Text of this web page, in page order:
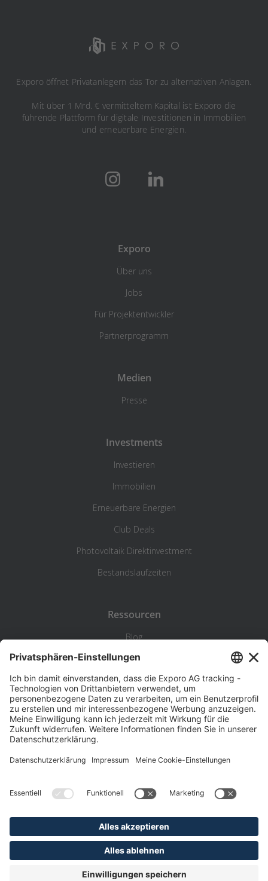
Exporo öffnet Privatanlegern das Tor zu alternativen Anlagen.
Mit über 1 Mrd. € vermitteltem Kapital ist Exporo die
führende Plattform für digitale Investitionen in Immobilien
und erneuerbare Energien.
Exporo
Über uns
Jobs
Für Projektentwickler
Partnerprogramm
Medien
Presse
Investments
Investieren
Immobilien
Erneuerbare Energien
Club Deals
Photovoltaik Direktinvestment
Bestandslaufzeiten
Ressourcen
Blog
Statistik
Wiki
Standortanalyse
Hilfe & Kontakt
©Exporo AG 2026
AGB
Datenschutz
Disclaimer
Pflichtangaben